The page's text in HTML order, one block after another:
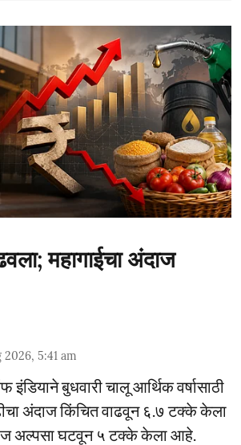
महागाईचा अंदाज
2026, 5:41 am
इंडियाने बुधवारी चालू आर्थिक वर्षासाठी
अंदाज किंचित वाढवून ६.७ टक्के केला
अल्पसा घटवून ५ टक्के केला आहे.